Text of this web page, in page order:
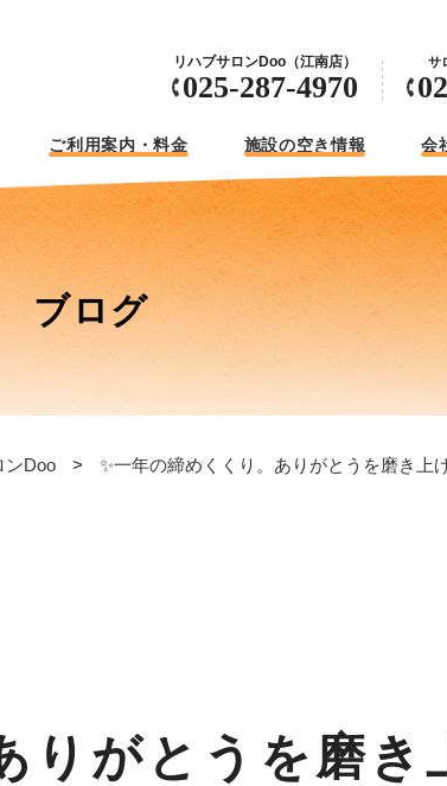
リハブサロンDoo（江南店）
025-287-4970
サ
ご利用案内・料金 施設の空き情報 会
ブログ
ンDoo ✨一年の締めくくり。ありがとうを磨き上
りがとうを磨き